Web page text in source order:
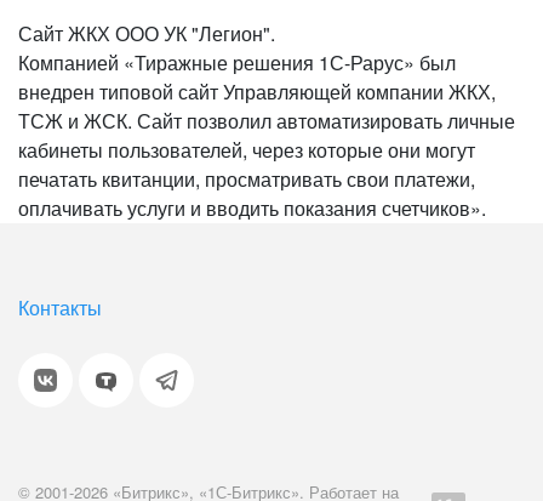
Сайт ЖКХ ООО УК "Легион".
Компанией «Тиражные решения 1С-Рарус» был
внедрен типовой сайт Управляющей компании ЖКХ,
ТСЖ и ЖСК. Сайт позволил автоматизировать личные
кабинеты пользователей, через которые они могут
печатать квитанции, просматривать свои платежи,
оплачивать услуги и вводить показания счетчиков».
Контакты
© 2001-2026 «Битрикс», «1С-Битрикс». Работает на